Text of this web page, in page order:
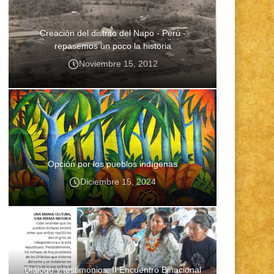
Creación del distrito del Napo - Perú -
repasemos un poco la historia
Noviembre 15, 2012
Opción por los pueblos indígenas
Diciembre 15, 2024
Diálogo y testimonios: II Encuentro Binacional